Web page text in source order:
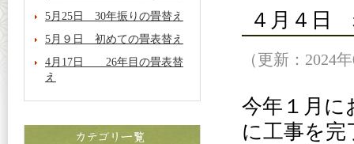
４月４日
（更新：2024
今年１月に
に工事を
5月25日 30年振りの畳替え
5月９日 初めての畳表替え
4月17日 26年目の畳表替
え